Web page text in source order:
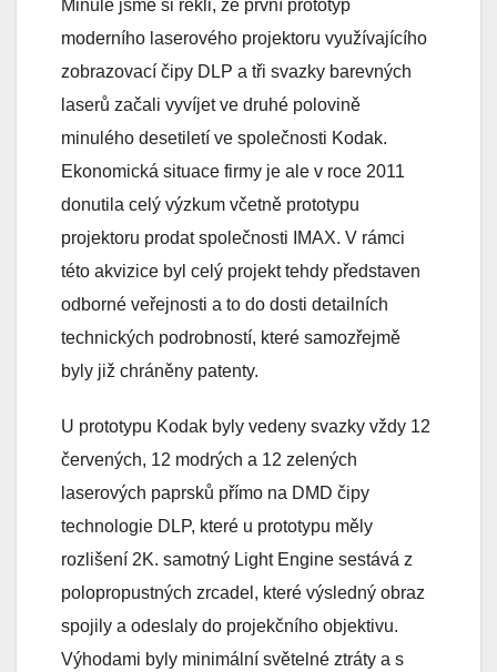
Minule jsme si řekli, že první prototyp
moderního laserového projektoru využívajícího
zobrazovací čipy DLP a tři svazky barevných
laserů začali vyvíjet ve druhé polovině
minulého desetiletí ve společnosti Kodak.
Ekonomická situace firmy je ale v roce 2011
donutila celý výzkum včetně prototypu
projektoru prodat společnosti IMAX. V rámci
této akvizice byl celý projekt tehdy představen
odborné veřejnosti a to do dosti detailních
technických podrobností, které samozřejmě
byly již chráněny patenty.
U prototypu Kodak byly vedeny svazky vždy 12
červených, 12 modrých a 12 zelených
laserových paprsků přímo na DMD čipy
technologie DLP, které u prototypu měly
rozlišení 2K. samotný Light Engine sestává z
polopropustných zrcadel, které výsledný obraz
spojily a odeslaly do projekčního objektivu.
Výhodami byly minimální světelné ztráty a s